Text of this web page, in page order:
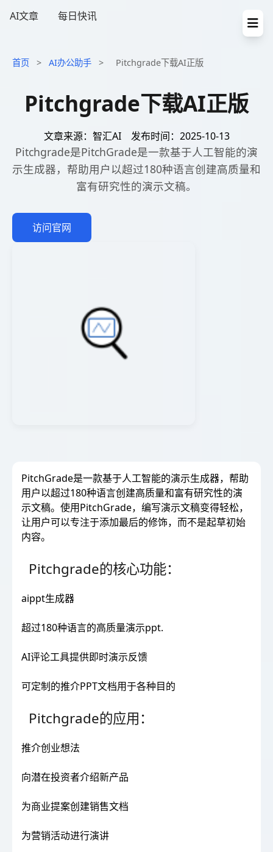
AI文章 每日快讯
首页 > AI办公助手 > Pitchgrade下载AI正版
Pitchgrade下载AI正版
文章来源：智汇AI 发布时间：2025-10-13
Pitchgrade是PitchGrade是一款基于人工智能的演
示生成器，帮助用户以超过180种语言创建高质量和
富有研究性的演示文稿。
访问官网
PitchGrade是一款基于人工智能的演示生成器，帮助
用户以超过180种语言创建高质量和富有研究性的演
示文稿。使用PitchGrade，编写演示文稿变得轻松，
让用户可以专注于添加最后的修饰，而不是起草初始
内容。
Pitchgrade的核心功能：
aippt生成器
超过180种语言的高质量演示ppt.
AI评论工具提供即时演示反馈
可定制的推介PPT文档用于各种目的
Pitchgrade的应用：
推介创业想法
向潜在投资者介绍新产品
为商业提案创建销售文档
为营销活动进行演讲